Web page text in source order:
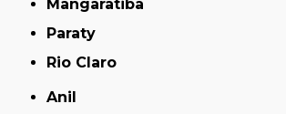
Mangaratiba
Paraty
Rio Claro
Anil